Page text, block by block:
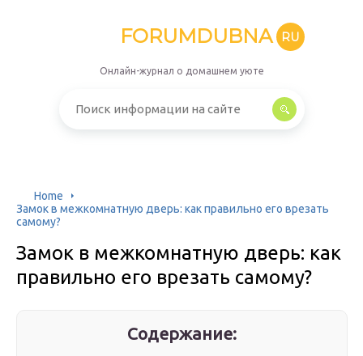
FORUMDUBNA RU
Онлайн-журнал о домашнем уюте
Home
Замок в межкомнатную дверь: как правильно его врезать
самому?
Замок в межкомнатную дверь: как
правильно его врезать самому?
Содержание: